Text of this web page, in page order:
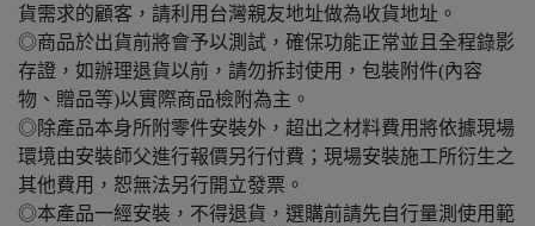
貨需求的顧客，請利用台灣親友地址做為收貨地址。
◎商品於出貨前將會予以測試，確保功能正常並且全程錄影
存證，如辦理退貨以前，請勿拆封使用，包裝附件(內容
物、贈品等)以實際商品檢附為主。
◎除產品本身所附零件安裝外，超出之材料費用將依據現場
環境由安裝師父進行報價另行付費；現場安裝施工所衍生之
其他費用，恕無法另行開立發票。
◎本產品一經安裝，不得退貨，選購前請先自行量測使用範